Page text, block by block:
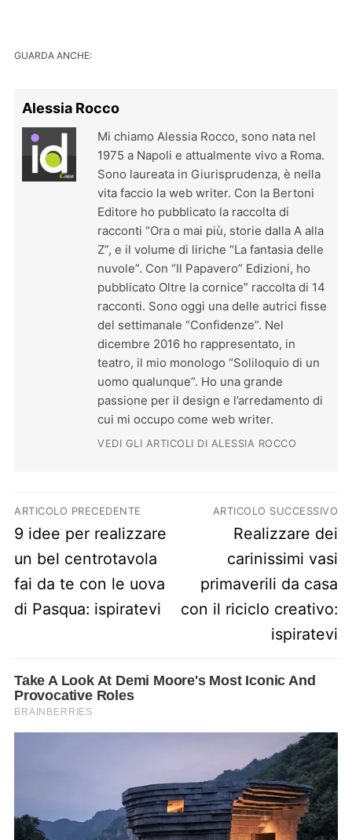
GUARDA ANCHE:
Alessia Rocco
Mi chiamo Alessia Rocco, sono nata nel
1975 a Napoli e attualmente vivo a Roma.
Sono laureata in Giurisprudenza, è nella
vita faccio la web writer. Con la Bertoni
Editore ho pubblicato la raccolta di
racconti “Ora o mai più, storie dalla A alla
Z”, e il volume di liriche “La fantasia delle
nuvole”. Con “Il Papavero” Edizioni, ho
pubblicato Oltre la cornice” raccolta di 14
racconti. Sono oggi una delle autrici fisse
del settimanale “Confidenze”. Nel
dicembre 2016 ho rappresentato, in
teatro, il mio monologo “Soliloquio di un
uomo qualunque”. Ho una grande
passione per il design e l’arredamento di
cui mi occupo come web writer.
VEDI GLI ARTICOLI DI ALESSIA ROCCO
Navigazione articoli
ARTICOLO PRECEDENTE
Previous post:
9 idee per realizzare
un bel centrotavola
fai da te con le uova
di Pasqua: ispiratevi
ARTICOLO SUCCESSIVO
Next post:
Realizzare dei
carinissimi vasi
primaverili da casa
con il riciclo creativo:
ispiratevi